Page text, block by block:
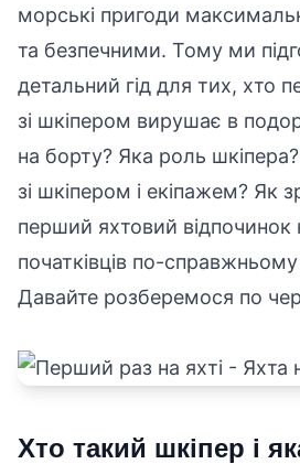
морські пригоди
та безпечними. Тому ми
детальний гід для тих, хто
зі шкіпером вирушає в
на борту? Яка роль
зі шкіпером і екіпажем? Як
перший яхтовий відпочинок
початківців по-
Давайте розберемося по
Хто такий шкіпер і